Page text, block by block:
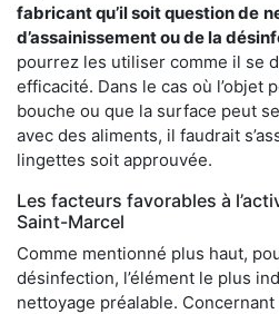
fabricant qu’il soit question de
d’assainissement ou de la
pourrez les utiliser comme il se
efficacité. Dans le cas où l’objet
bouche ou que la surface peut
avec des aliments, il faudrait
lingettes soit approuvée.
Les facteurs favorables à
Saint-Marcel
Comme mentionné plus haut,
désinfection, l’élément le plus
nettoyage préalable. Concernant